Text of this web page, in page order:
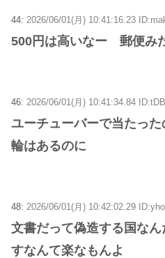
44: 2026/06/01(月) 10:41:16.23
500円は高いなー 郵便み
46: 2026/06/01(月) 10:41:34.84
ユーチューバーで当たっ
輪はあるのに
48: 2026/06/01(月) 10:42:02.29
文書だって偽造する国な
すなんて楽なもんよ